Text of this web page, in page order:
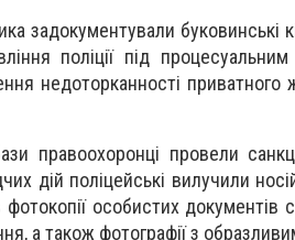
задокументували буковинські
поліції під
недоторканності
правоохоронці провели
дій поліцейські вилучили
фотокопії особистих документів
а також фотографії з